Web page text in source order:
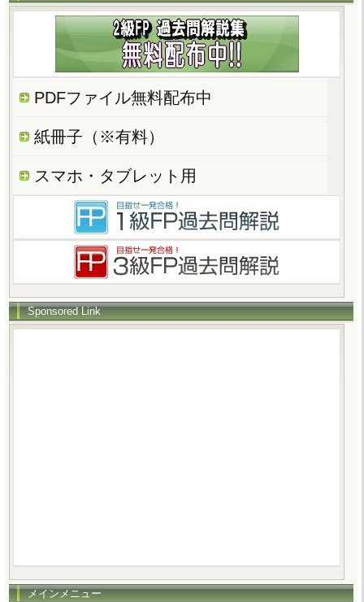
PDFファイル無料配布中
紙冊子（※有料）
スマホ・タブレット用
Sponsored Link
メインメニュー